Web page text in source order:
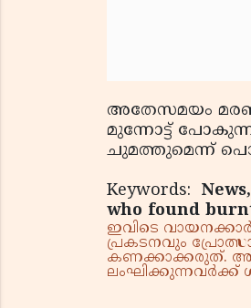
അതേസമയം
മുന്നോട്ട്
ചുമത്തുമെന്ന്
Keywords:
who found
ഇവിടെ
പ്രകടനവും
കണക്കാക്കരുത്.
ലംഘിക്കുന്നവർക്ക്